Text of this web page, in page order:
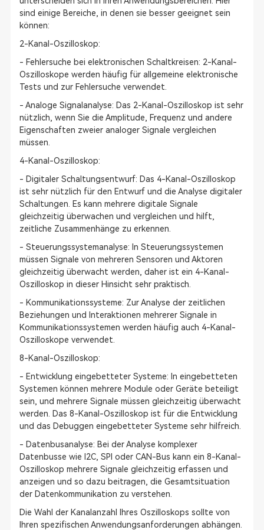
sind einige Bereiche, in denen sie besser geeignet sein
können:
2-Kanal-Oszilloskop:
- Fehlersuche bei elektronischen Schaltkreisen: 2-Kanal-
Oszilloskope werden häufig für allgemeine elektronische
Tests und zur Fehlersuche verwendet.
- Analoge Signalanalyse: Das 2-Kanal-Oszilloskop ist sehr
nützlich, wenn Sie die Amplitude, Frequenz und andere
Eigenschaften zweier analoger Signale vergleichen
müssen.
4-Kanal-Oszilloskop:
- Digitaler Schaltungsentwurf: Das 4-Kanal-Oszilloskop
ist sehr nützlich für den Entwurf und die Analyse digitaler
Schaltungen. Es kann mehrere digitale Signale
gleichzeitig überwachen und vergleichen und hilft,
zeitliche Zusammenhänge zu erkennen.
- Steuerungssystemanalyse: In Steuerungssystemen
müssen Signale von mehreren Sensoren und Aktoren
gleichzeitig überwacht werden, daher ist ein 4-Kanal-
Oszilloskop in dieser Hinsicht sehr praktisch.
- Kommunikationssysteme: Zur Analyse der zeitlichen
Beziehungen und Interaktionen mehrerer Signale in
Kommunikationssystemen werden häufig auch 4-Kanal-
Oszilloskope verwendet.
8-Kanal-Oszilloskop:
- Entwicklung eingebetteter Systeme: In eingebetteten
Systemen können mehrere Module oder Geräte beteiligt
sein, und mehrere Signale müssen gleichzeitig überwacht
werden. Das 8-Kanal-Oszilloskop ist für die Entwicklung
und das Debuggen eingebetteter Systeme sehr hilfreich.
- Datenbusanalyse: Bei der Analyse komplexer
Datenbusse wie I2C, SPI oder CAN-Bus kann ein 8-Kanal-
Oszilloskop mehrere Signale gleichzeitig erfassen und
anzeigen und so dazu beitragen, die Gesamtsituation
der Datenkommunikation zu verstehen.
Die Wahl der Kanalanzahl Ihres Oszilloskops sollte von
Ihren spezifischen Anwendungsanforderungen abhängen.